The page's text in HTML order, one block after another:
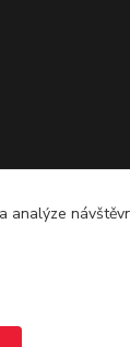
analýze